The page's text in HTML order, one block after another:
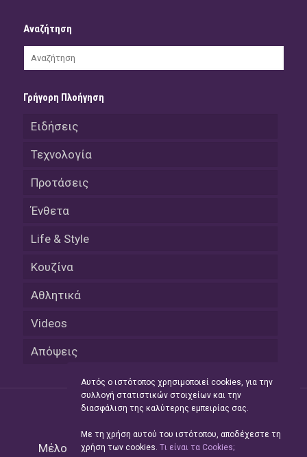
Αναζήτηση
Γρήγορη Πλοήγηση
Ειδήσεις
Τεχνολογία
Προτάσεις
Ένθετα
Life & Style
Κουζίνα
Αθλητικά
Videos
Απόψεις
Μέλος του Δικτύου τηςHellas Press Media
Αυτός ο ιστότοπος χρησιμοποιεί cookies, για την
συλλογή στατιστικών στοιχείων και την
διασφάλιση της καλύτερης εμπειρίας σας.
Με τη χρήση αυτού του ιστότοπου, αποδέχεστε τη
χρήση των cookies. Tι είναι τα Cookies;